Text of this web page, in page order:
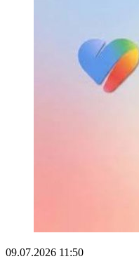
09.07.2026 11:50